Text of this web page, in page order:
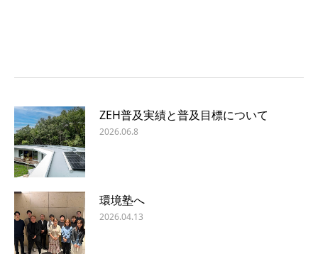
ZEH普及実績と普及目標について
2026.06.8
環境塾へ
2026.04.13